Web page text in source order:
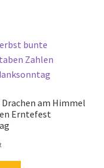
am Himmel
Erntefest